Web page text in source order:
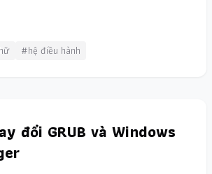
#hệ điều hành
đổi GRUB và Windows